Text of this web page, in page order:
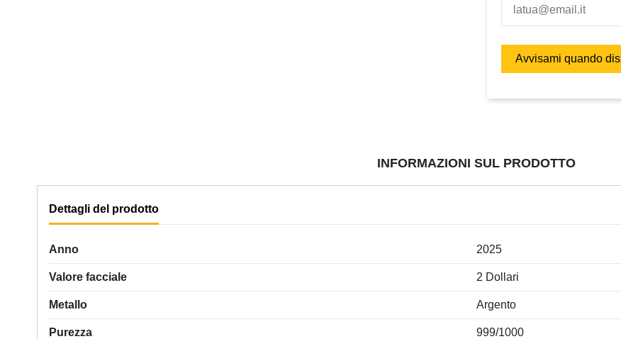
INFORMAZIONI SUL PRODOTTO
Dettagli del prodotto
Anno 2025
Valore facciale 2 Dollari
Metallo Argento
Purezza 999/1000